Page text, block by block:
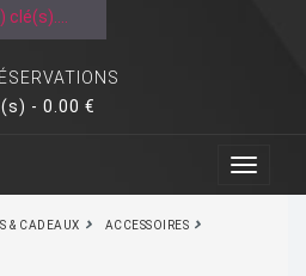
- 0.00 €
& CADEAUX
ACCESSOIRES